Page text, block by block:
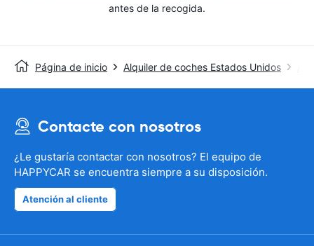
antes de la recogida.
Página de inicio Alquiler de coches Estados Unidos
Contacte con nosotros
¿Le gustaría contactar con nosotros? El equipo de
HAPPYCAR se encuentra siempre a su disposición.
Atención al cliente